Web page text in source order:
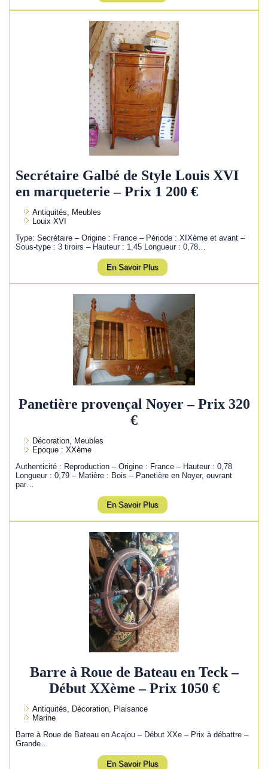
Secrétaire Galbé de Style Louis XVI
en marqueterie – Prix 1 200 €
Antiquités, Meubles
Louix XVI
Type: Secrétaire – Origine : France – Période : XIXème et avant –
Sous-type : 3 tiroirs – Hauteur : 1,45 Longueur : 0,78…
En Savoir Plus
Panetière provençal Noyer – Prix 320
€
Décoration, Meubles
Epoque : XXème
Authenticité : Reproduction – Origine : France – Hauteur : 0,78
Longueur : 0,79 – Matière : Bois – Panetière en Noyer, ouvrant
par…
En Savoir Plus
Barre à Roue de Bateau en Teck –
Début XXème – Prix 1050 €
Antiquités, Décoration, Plaisance
Marine
Barre à Roue de Bateau en Acajou – Début XXe – Prix à débattre –
Grande…
En Savoir Plus